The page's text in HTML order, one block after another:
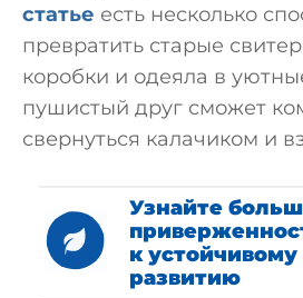
статье есть несколько
превратить старые
коробки и одеяла в
пушистый друг сможет
свернуться калачиком и
Узнайте
к устойчивому
развитию